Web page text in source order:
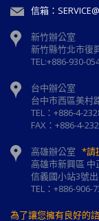
信箱：
新竹辦公室
新⽵縣⽵北市復
TEL:+886-930-
台中辦公室
台中市西區美村
TEL：+886-4-
FAX：+886-4-
高雄辦公室 *請
高雄市新興區 中
信義國小站3號
TEL：+886-906-
為了讓您擁有良好的